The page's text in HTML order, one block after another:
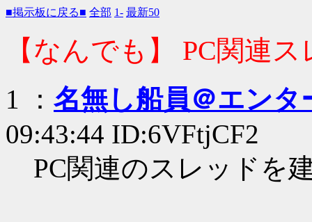
■掲示板に戻る■ 全部 1- 最新50
【なんでも】 PC関連
1 ： 名無し船員＠エンタ
09:43:44 ID:6VFtjCF2
PC関連のスレッドを